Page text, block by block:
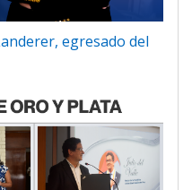
egresado del